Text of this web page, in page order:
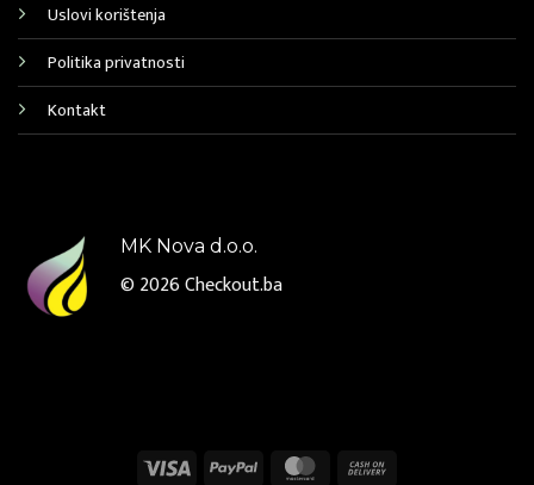
Uslovi korištenja
Politika privatnosti
Kontakt
MK Nova d.o.o.
© 2026Checkout.ba